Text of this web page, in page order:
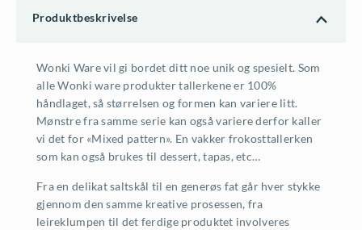
Produktbeskrivelse
Wonki Ware vil gi bordet ditt noe unik og spesielt. Som
alle Wonki ware produkter tallerkene er 100%
håndlaget, så størrelsen og formen kan variere litt.
Mønstre fra samme serie kan også variere derfor kaller
vi det for «Mixed pattern». En vakker frokosttallerken
som kan også brukes til dessert, tapas, etc…
Fra en delikat saltskål til en generøs fat går hver stykke
gjennom den samme kreative prosessen, fra
leireklumpen til det ferdige produktet involveres